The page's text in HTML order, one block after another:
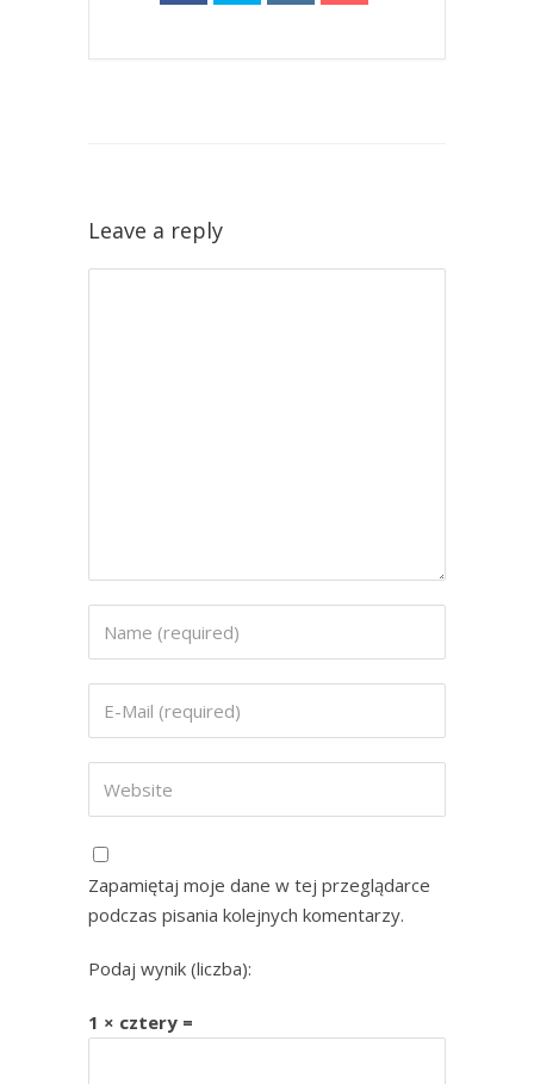
Leave a reply
Zapamiętaj moje dane w tej przeglądarce
podczas pisania kolejnych komentarzy.
Podaj wynik (liczba):
1 × cztery =